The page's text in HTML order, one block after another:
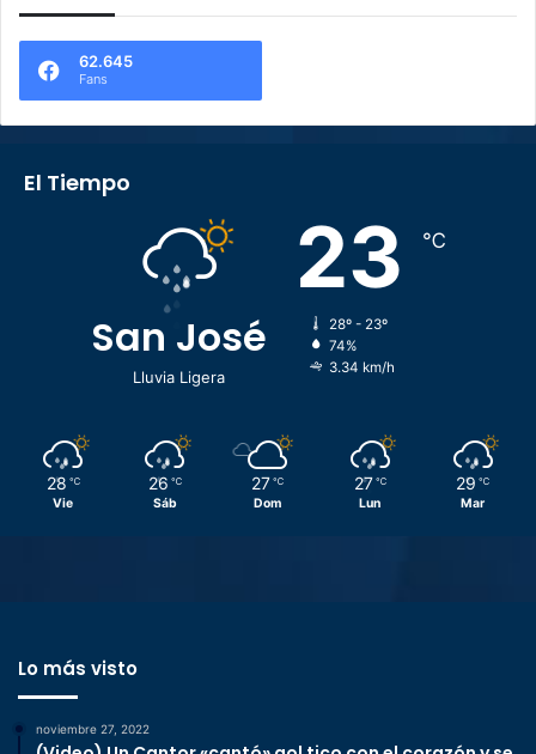
62.645
Fans
El Tiempo
San José
Lluvia Ligera
23 ℃
28º - 23º
74%
3.34 km/h
28 ℃
Vie
26 ℃
Sáb
27 ℃
Dom
27 ℃
Lun
29 ℃
Mar
Lo más visto
noviembre 27, 2022